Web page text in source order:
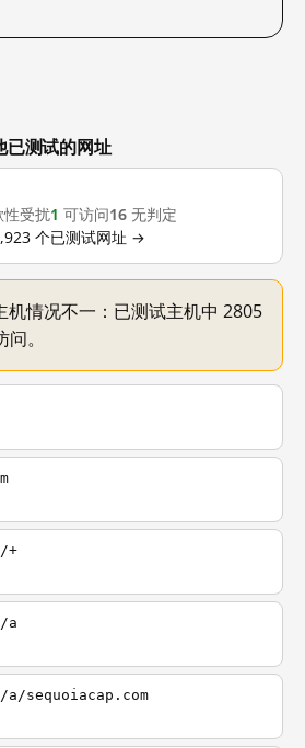
测试的网址
性受扰1 可访问16 无判定
个已测试网址 →
情况不一：已测试主机中 2805
。
+
a
sequoiacap.com